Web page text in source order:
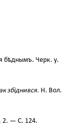
бѣднымъ. Черк. у.
збіднився. Н. Вол.
2. — С. 124.